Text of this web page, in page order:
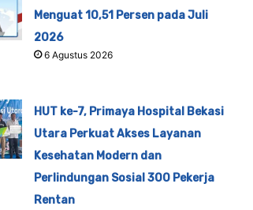
Menguat 10,51 Persen pada Juli
2026
6 Agustus 2026
HUT ke-7, Primaya Hospital Bekasi
Utara Perkuat Akses Layanan
Kesehatan Modern dan
Perlindungan Sosial 300 Pekerja
Rentan